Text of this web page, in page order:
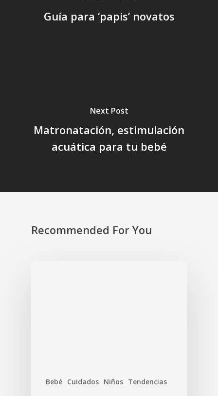
Guía para ‘papis’ novatos
Next Post
Matronatación, estimulación
acuática para tu bebé
Recommended For You
Bebé Cuidados Niños Tendencias